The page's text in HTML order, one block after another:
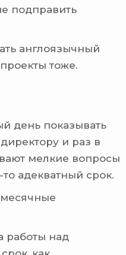
подправить
англоязычный
тоже.
день показывать
и раз в
мелкие вопросы
адекватный срок.
работы над